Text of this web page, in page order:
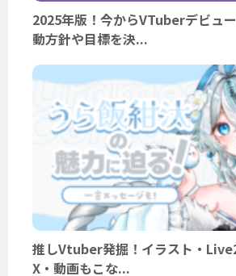
2025年版！今からVTuberデビュ
動方針や目標を決...
推しVtuber発掘！イラスト・
X・動画もこな...